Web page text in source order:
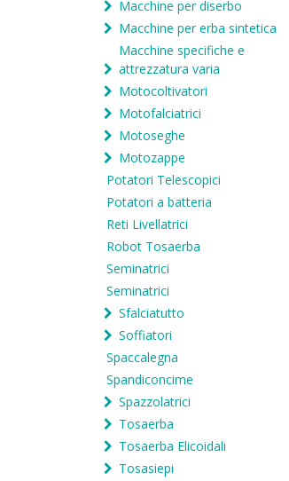
Macchine per diserbo
Macchine per erba sintetica
Macchine specifiche e
attrezzatura varia
Motocoltivatori
Motofalciatrici
Motoseghe
Motozappe
Potatori Telescopici
Potatori a batteria
Reti Livellatrici
Robot Tosaerba
Seminatrici
Seminatrici
Sfalciatutto
Soffiatori
Spaccalegna
Spandiconcime
Spazzolatrici
Tosaerba
Tosaerba Elicoidali
Tosasiepi